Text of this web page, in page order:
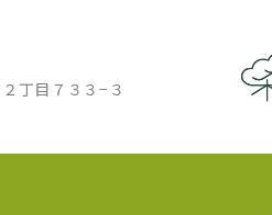
丁目７３３−３